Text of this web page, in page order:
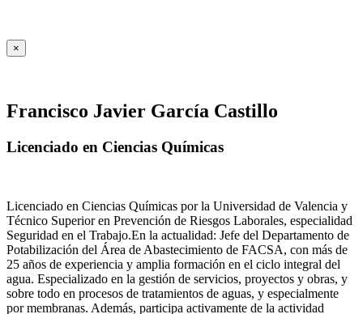
×
Francisco Javier García Castillo
Licenciado en Ciencias Químicas
Licenciado en Ciencias Químicas por la Universidad de Valencia y
Técnico Superior en Prevención de Riesgos Laborales, especialidad
Seguridad en el Trabajo.En la actualidad: Jefe del Departamento de
Potabilización del Área de Abastecimiento de FACSA, con más de
25 años de experiencia y amplia formación en el ciclo integral del
agua. Especializado en la gestión de servicios, proyectos y obras, y
sobre todo en procesos de tratamientos de aguas, y especialmente
por membranas. Además, participa activamente de la actividad